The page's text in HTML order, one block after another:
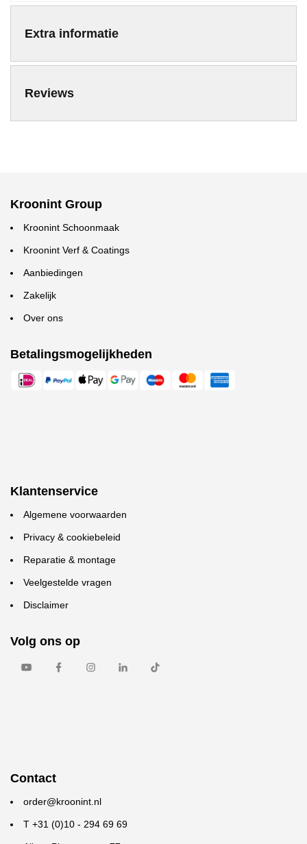
Extra informatie
Reviews
Kroonint Group
Kroonint Schoonmaak
Kroonint Verf & Coatings
Aanbiedingen
Zakelijk
Over ons
Betalingsmogelijkheden
Klantenservice
Algemene voorwaarden
Privacy & cookiebeleid
Reparatie & montage
Veelgestelde vragen
Disclaimer
Volg ons op
Contact
order@kroonint.nl
T +31 (0)10 - 294 69 69